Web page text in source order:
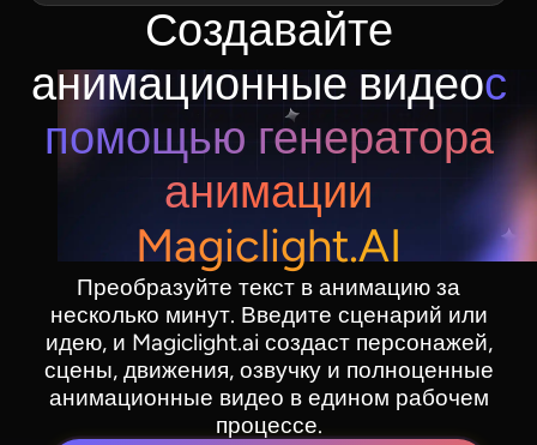
Создавайте
анимационные видеос
помощью генератора
анимации
Magiclight.AI
Преобразуйте текст в анимацию за
несколько минут. Введите сценарий или
идею, и Magiclight.ai создаст персонажей,
сцены, движения, озвучку и полноценные
анимационные видео в едином рабочем
процессе.